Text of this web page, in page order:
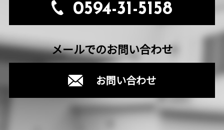
0594-31-5158
メールでのお問い合わせ
お問い合わせ